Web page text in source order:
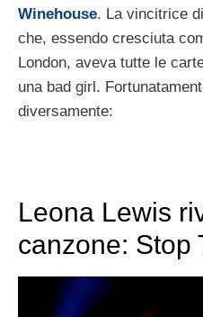
Winehouse. La vincitrice di
che, essendo cresciuta
London, aveva tutte le
una bad girl.
diversamente:
Leona Lewis
canzone: Stop